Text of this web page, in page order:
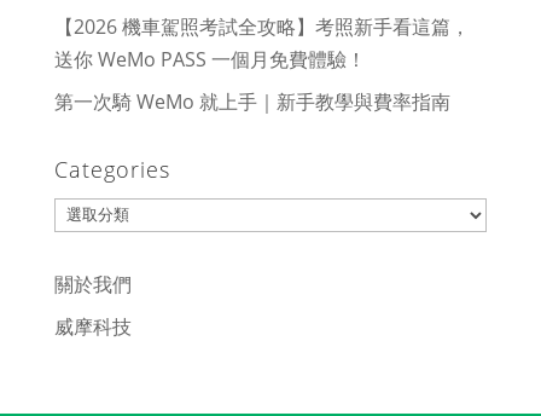
【2026 機車駕照考試全攻略】考照新手看這篇，
送你 WeMo PASS 一個月免費體驗！
第一次騎 WeMo 就上手｜新手教學與費率指南
Categories
Categories
關於我們
威摩科技